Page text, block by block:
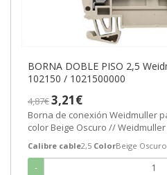
BORNA DOBLE PISO 2,5
102150 / 1021500000
4,87€3,21€
Borna de conexión Weidmuller
color Beige Oscuro // Weidmuller
Calibre cable2,5 ColorBeige Oscuro
-